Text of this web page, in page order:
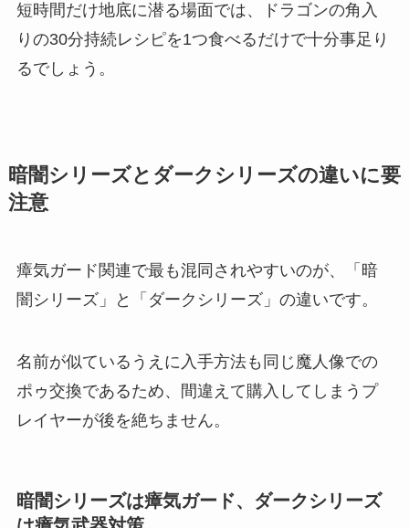
短時間だけ地底に潜る場面では、ドラゴンの角入
りの30分持続レシピを1つ食べるだけで十分事足り
るでしょう。
暗闇シリーズとダークシリーズの違いに要
注意
瘴気ガード関連で最も混同されやすいのが、「暗
闇シリーズ」と「ダークシリーズ」の違いです。
名前が似ているうえに入手方法も同じ魔人像での
ポゥ交換であるため、間違えて購入してしまうプ
レイヤーが後を絶ちません。
暗闇シリーズは瘴気ガード、ダークシリーズ